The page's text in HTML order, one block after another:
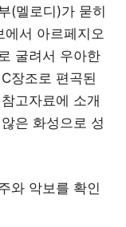
(멜로디)가 묻히
에서 아르페지오
굴려서 우아한
장조로 편곡된
고자료에 소개
은 화성으로 성
와 악보를 확인